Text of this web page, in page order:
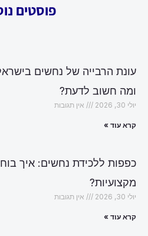
פוסטים
עונת הרבייה של נחשים
ומה חשוב לדעת?
יולי 30, 2026 אין תגובות
קרא עוד »
כפפות ללכידת נחשים: איך
מקצועיות?
יולי 30, 2026 אין תגובות
קרא עוד »